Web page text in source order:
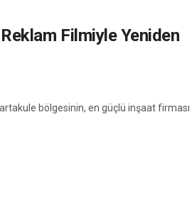
Filmiyle Yeniden
bölgesinin, en güçlü inşaat firması